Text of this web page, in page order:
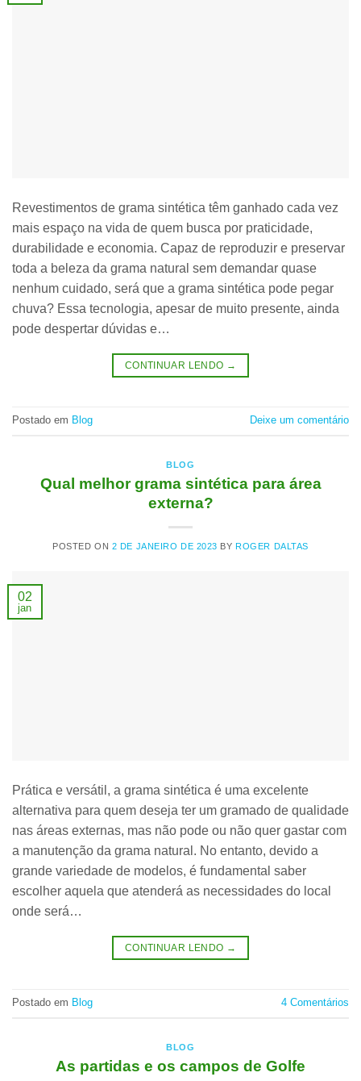
Revestimentos de grama sintética têm ganhado cada vez
mais espaço na vida de quem busca por praticidade,
durabilidade e economia. Capaz de reproduzir e preservar
toda a beleza da grama natural sem demandar quase
nenhum cuidado, será que a grama sintética pode pegar
chuva? Essa tecnologia, apesar de muito presente, ainda
pode despertar dúvidas e…
CONTINUAR LENDO →
Postado em Blog Deixe um comentário
BLOG
Qual melhor grama sintética para área
externa?
POSTED ON 2 DE JANEIRO DE 2023 BYROGER DALTAS
02
jan
Prática e versátil, a grama sintética é uma excelente
alternativa para quem deseja ter um gramado de qualidade
nas áreas externas, mas não pode ou não quer gastar com
a manutenção da grama natural. No entanto, devido a
grande variedade de modelos, é fundamental saber
escolher aquela que atenderá as necessidades do local
onde será…
CONTINUAR LENDO →
Postado em Blog 4 Comentários
BLOG
As partidas e os campos de Golfe